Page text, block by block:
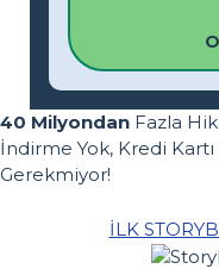
40 Milyondan Fazla
İndirme Yok, Kredi
Gerekmiyor!
İLK